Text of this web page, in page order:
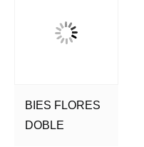
BIES FLORES
DOBLE